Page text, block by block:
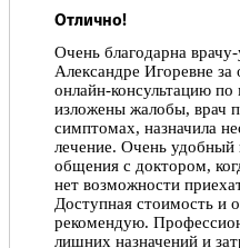
Отлично!
Очень благодарна
Александре Игоревне
онлайн-консультацию
изложены жалобы, врач
симптомах, назначила
лечение. Очень
общения с доктором,
нет возможности
Доступная стоимость и
рекомендую.
лишних назначений и